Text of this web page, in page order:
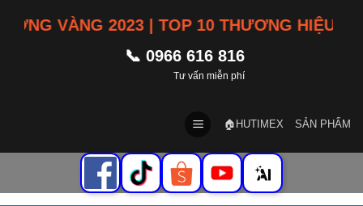
VÀNG 2023 | TOP 10 THƯƠNG HIỆU TÍN
📞 0966 616 816
Tư vấn miễn phí
🏠HUTIMEX SẢN PHẨM